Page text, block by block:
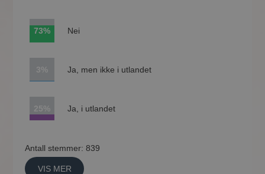
73% Nei
3% Ja, men ikke i utlandet
25% Ja, i utlandet
Antall stemmer: 839
VIS MER